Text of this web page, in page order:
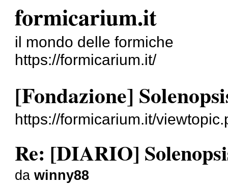
formicarium.it
il mondo delle formiche
https://formicarium.it/
[Fondazione]
https://formicarium.it/
Re: [DIARIO]
dawinny88